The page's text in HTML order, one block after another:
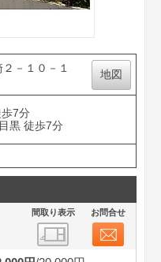
－１０－１
地図
歩7分
黒 徒歩7分
間取り表示 お問合せ